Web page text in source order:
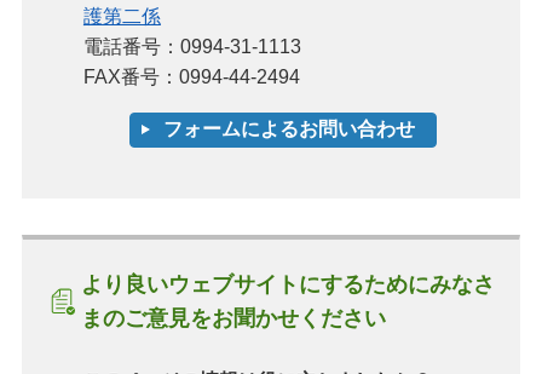
護第二係
電話番号：0994-31-1113
FAX番号：0994-44-2494
より良いウェブサイトにするためにみなさ
まのご意見をお聞かせください